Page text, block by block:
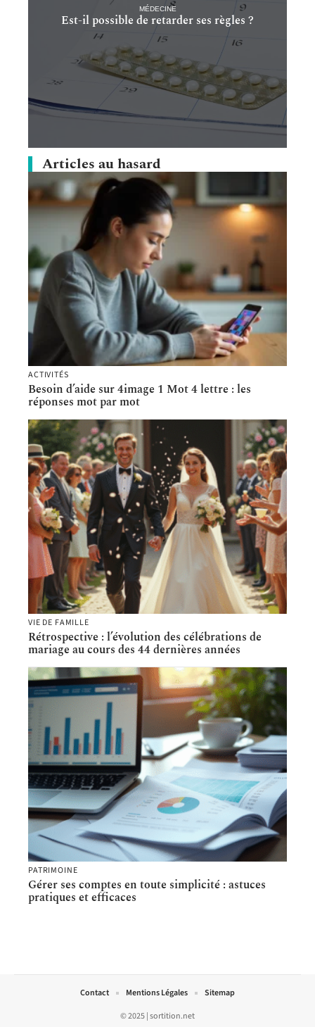
MÉDECINE
Est-il possible de retarder ses règles ?
Articles au hasard
ACTIVITÉS
Besoin d’aide sur 4image 1 Mot 4 lettre : les
réponses mot par mot
VIE DE FAMILLE
Rétrospective : l’évolution des célébrations de
mariage au cours des 44 dernières années
PATRIMOINE
Gérer ses comptes en toute simplicité : astuces
pratiques et efficaces
© 2025 | sortition.net
Contact Mentions Légales Sitemap